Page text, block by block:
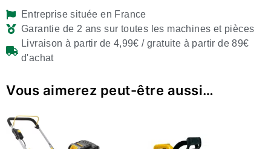
Entreprise située en France
Garantie de 2 ans sur toutes les machines et pièces
Livraison à partir de 4,99€ / gratuite à partir de 89€
d'achat
Vous aimerez peut-être aussi…